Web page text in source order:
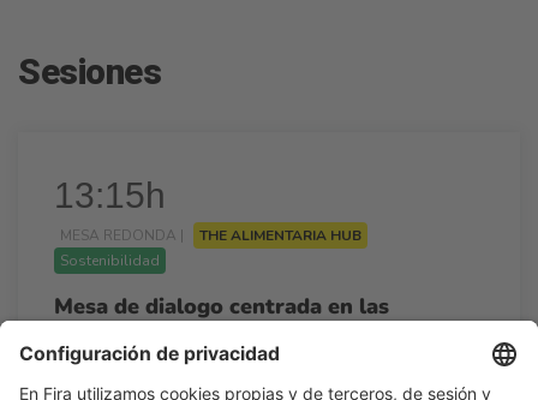
Sesiones
13:15h
MESA REDONDA |
THE ALIMENTARIA HUB
Sostenibilidad
Mesa de dialogo centrada en las
normativas de la cadena agroalimentaria